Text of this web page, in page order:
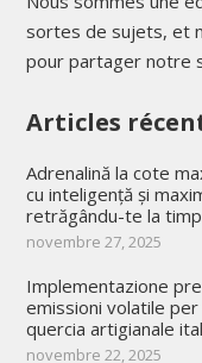
sortes de sujets, et
pour partager notre
Articles
Adrenalină la cote
cu inteligență și
retrăgându-te la
novembre 27, 2025
Implementazione
emissioni volatile
quercia artigianale
novembre 22, 2025